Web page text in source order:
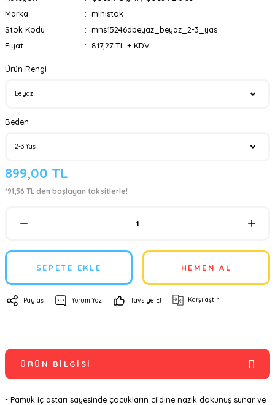
Marka
ministok
Stok Kodu
mns15246dbeyaz_beyaz_2-3_yas
Fiyat
817,27 TL + KDV
Ürün Rengi
Beden
899,00 TL
*91,56 TL den başlayan taksitlerle!
SEPETE EKLE HEMEN AL
Paylaş Yorum Yaz Tavsiye Et Karşılaştır
ÜRÜN BILGISI
- Pamuk iç astarı sayesinde çocukların cildine nazik dokunuş sunar ve